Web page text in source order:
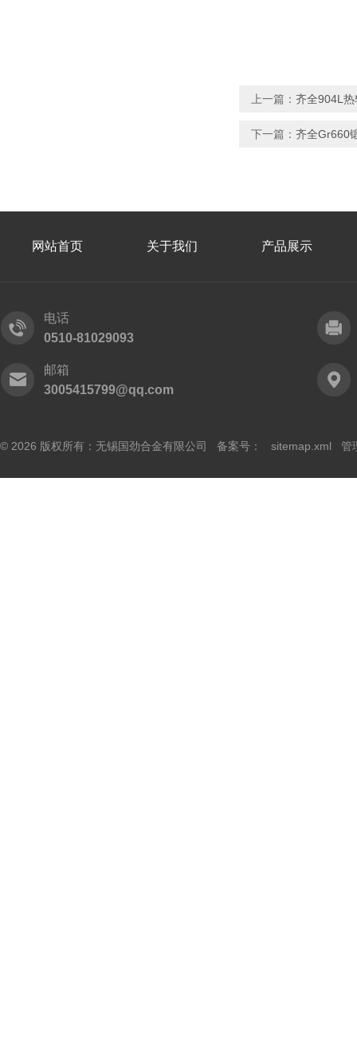
上一篇： 齐全904L
下一篇： 齐全Gr660
网站首页 关于我们 产品展示
电话
0510-81029093
邮箱
3005415799@qq.com
© 2026 版权所有：无锡国劲合金有限公司 备案号： sitemap.xml 管